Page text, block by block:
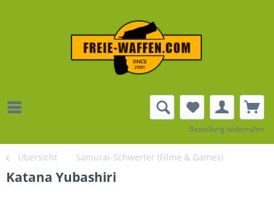
Bestellung widerrufen
Übersicht Samurai-Schwerter (Filme & Games)
Katana Yubashiri